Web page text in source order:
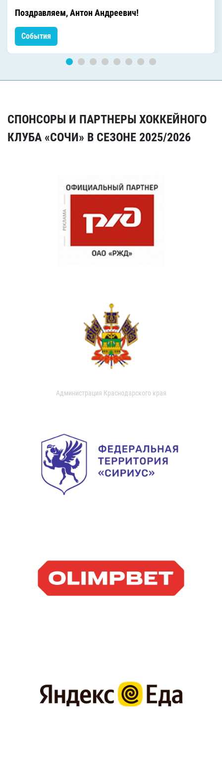
Поздравляем, Антон Андреевич!
События
СПОНСОРЫ И ПАРТНЕРЫ ХОККЕЙНОГО
КЛУБА «СОЧИ» В СЕЗОНЕ 2025/2026
Администрация Краснодарского края